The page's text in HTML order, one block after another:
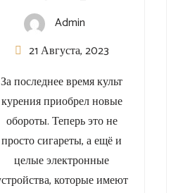
Admin
21 Августа, 2023
За последнее время культ
курения приобрел новые
обороты. Теперь это не
просто сигареты, а ещё и
целые электронные
которые имеют